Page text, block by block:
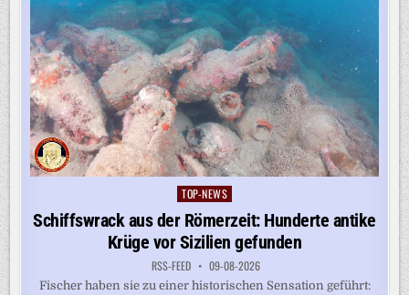
Posted
in
TOP-NEWS
Schiffswrack aus der Römerzeit: Hunderte antike
Krüge vor Sizilien gefunden
RSS-FEED 09-08-2026
Fischer haben sie zu einer historischen Sensation geführt: